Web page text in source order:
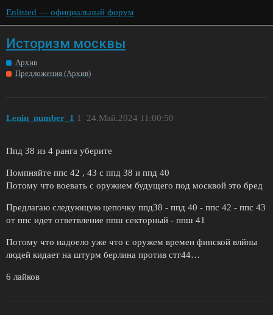
Enlisted — официальный форум
Историзм москвы
Архив
Предложения (Архив)
Lenin_number_1 24.Май.2024 11:00:50
1
Ппд 38 из 4 ранга уберите
Помпняйте ппс 42 , 43 с ппд 38 и ппд 40
Потому что воевать с оружием будущего под москвой это бред
Предлагаю следующую цепочку ппд38 - ппд 40 - ппс 42 - ппс 43
от ппс идет ответвление ппш секторный - ппш 41
Потому что надоело уже что с оружем времен финской влйны
людей кидает на штурм берлина против стг44…
6 лайков